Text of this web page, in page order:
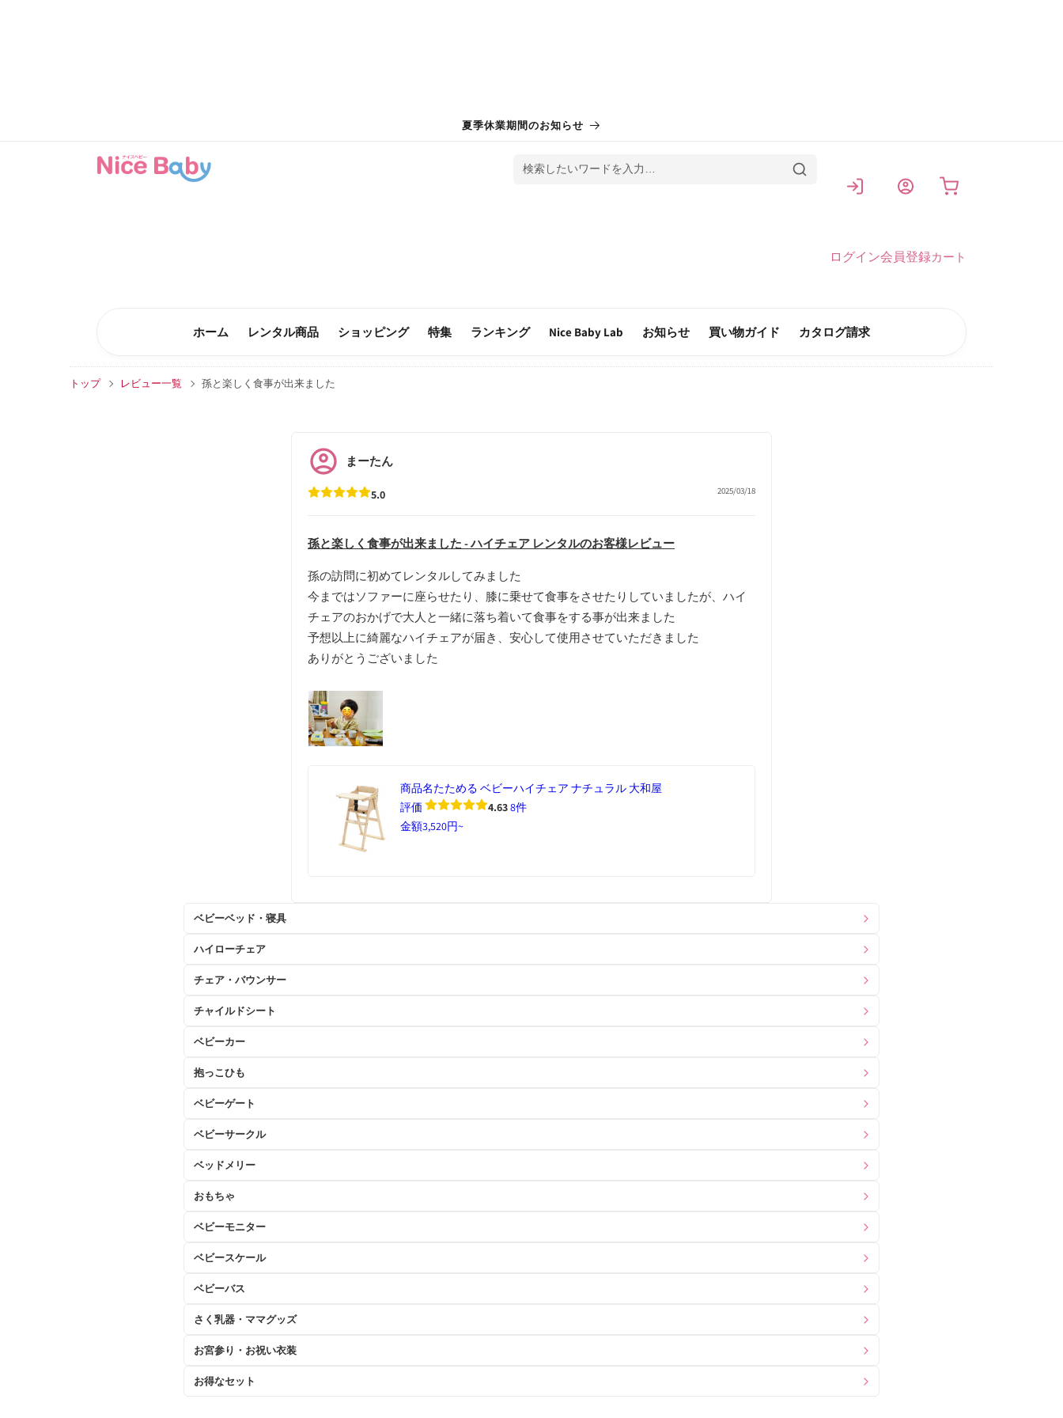
夏季休業期間のお知らせ
検索したいワードを入力…
ログイン会員登録カート
ホーム レンタル商品 ショッピング 特集 ランキング Nice Baby Lab お知らせ 買い物ガイド カタログ請求
トップ レビュー一覧 孫と楽しく食事が出来ました
5.0 2025/03/18
まーたん
孫と楽しく食事が出来ました - ハイチェア レンタルのお客様レビュー
孫の訪問に初めてレンタルしてみました
今まではソファーに座らせたり、膝に乗せて食事をさせたりしていましたが、ハイ
チェアのおかげで大人と一緒に落ち着いて食事をする事が出来ました
予想以上に綺麗なハイチェアが届き、安心して使用させていただきました
ありがとうございました
商品名たためる ベビーハイチェア ナチュラル 大和屋
評価
4.638件
金額3,520円~
ベビーベッド・寝具
ハイローチェア
チェア・バウンサー
チャイルドシート
ベビーカー
抱っこひも
ベビーゲート
ベビーサークル
ベッドメリー
おもちゃ
ベビーモニター
ベビースケール
ベビーバス
さく乳器・ママグッズ
お宮参り・お祝い衣装
お得なセット